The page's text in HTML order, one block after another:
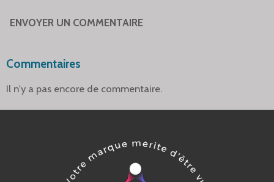
ENVOYER UN COMMENTAIRE
Commentaires
Il n'y a pas encore de commentaire.